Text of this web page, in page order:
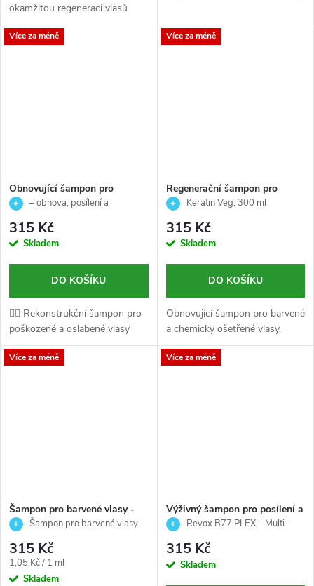
okamžitou regeneraci vlasů
Více za méně
Obnovující šampon pro
oslabené a poškozené vlasy
– obnova, posílení a
315 Kč
Skladem
DO KOŠÍKU
💆‍♀️ Rekonstrukční šampon pro
poškozené a oslabené vlasy
Více za méně
Regenerační šampon pro
barvené a chemicky ošetřené
- 300 ml
Keratin Veg, 300 ml
315 Kč
Skladem
DO KOŠÍKU
Obnovující šampon pro barvené
a chemicky ošetřené vlasy.
Více za méně
Šampon pro barvené vlasy -
Colour care - Echosline -
Šampon pro barvené vlasy
315 Kč
Měrná
cena:
1,05 Kč / 1 ml
Skladem
Více za méně
Výživný šampon pro posílení a
ochranu vlasů s kyselinou
REVOX - 260ml
Revox B77 PLEX – Multi-
ml
315 Kč
Skladem